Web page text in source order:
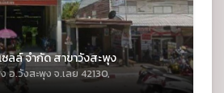
ลล์ จำกัด สาขาวังสะพุง
อ.วังสะพุง จ.เลย 42130,